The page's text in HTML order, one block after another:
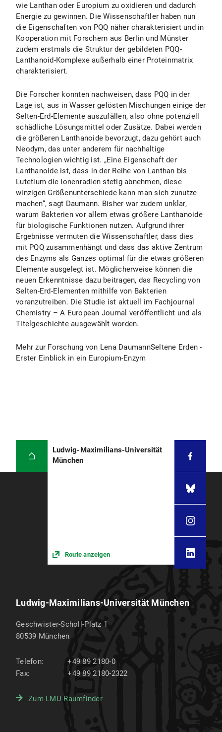
wie Lanthan oder Europium zu oxidieren und dadurch
Energie zu gewinnen. Die Wissenschaftler haben nun
die Eigenschaften von PQQ näher charakterisiert und in
Kooperation mit Forschern aus Berlin und Münster
zudem erstmals die Struktur der gebildeten PQQ-
Lanthanoid-Komplexe außerhalb einer Proteinmatrix
charakterisiert.
Die Forscher konnten nachweisen, dass PQQ in der
Lage ist, aus in Wasser gelösten Mischungen einige der
Selten-Erd-Elemente auszufällen, also ohne potenziell
schädliche Lösungsmittel oder Zusätze. Dabei werden
die größeren Lanthanoide bevorzugt, dazu gehört auch
Neodym, das unter anderem für nachhaltige
Technologien wichtig ist. „Eine Eigenschaft der
Lanthanoide ist, dass in der Reihe von Lanthan bis
Lutetium die Ionenradien stetig abnehmen, diese
winzigen Größenunterschiede kann man sich zunutze
machen“, sagt Daumann. Bisher war zudem unklar,
warum Bakterien vor allem etwas größere Lanthanoide
für biologische Funktionen nutzen. Aufgrund ihrer
Ergebnisse vermuten die Wissenschaftler, dass dies
mit PQQ zusammenhängt und dass das aktive Zentrum
des Enzyms als Ganzes optimal für die etwas größeren
Elemente ausgelegt ist. Möglicherweise können die
neuen Erkenntnisse dazu beitragen, das Recycling von
Selten-Erd-Elementen mithilfe von Bakterien
voranzutreiben. Die Studie ist aktuell im Fachjournal
Chemistry – A European Journal veröffentlicht und als
Titelgeschichte ausgewählt worden.
Mehr zur Forschung von Lena DaumannSeltene Erden -
Erster Einblick in ein Europium-Enzym
Ludwig-Maximilians-Universität
München
Route anzeigen
Ludwig-Maximilians-Universität München
Geschwister-Scholl-Platz 1
80539 München
Telefon:
+49 89 2180-0
Fax:
+49 89 2180-2322
Zum LMU-Raumfinder